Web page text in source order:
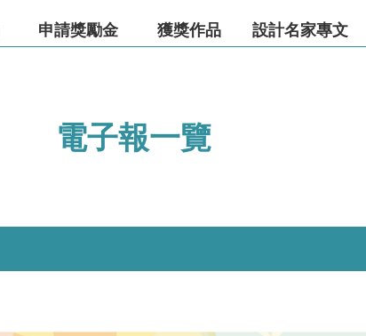
申請獎勵金 獲獎作品 設計名家專文
電子報一覽